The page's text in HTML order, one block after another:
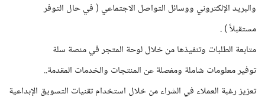
والبريد الإلكتروني ووسائل التواصل الاجتماعي ( في حال التوفر
مستقبلاً ) .
متابعة الطلبات وتنفيذها من خلال لوحة المتجر في منصة سلة
توفير معلومات شاملة ومفصلة عن المنتجات والخدمات المقدمة..
تعزيز رغبة العملاء في الشراء من خلال استخدام تقنيات التسويق الإبداعية